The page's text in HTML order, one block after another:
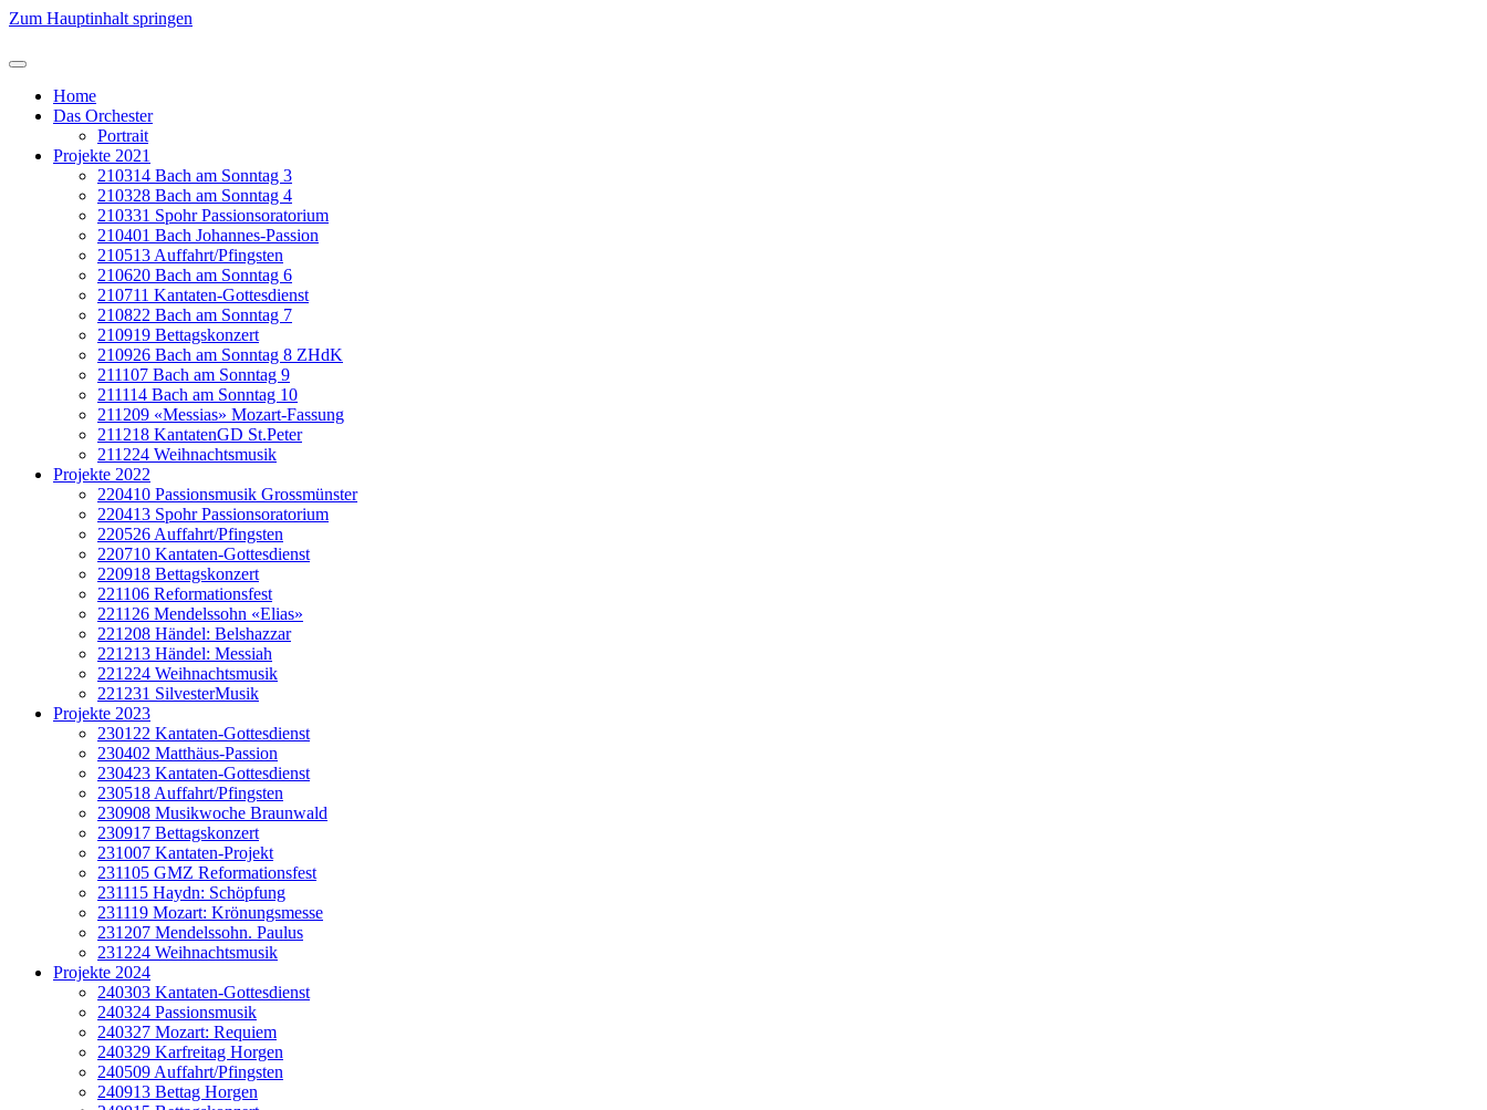
Zum Hauptinhalt springen
Home
Das Orchester
Portrait
Projekte 2021
210314 Bach am Sonntag 3
210328 Bach am Sonntag 4
210331 Spohr Passionsoratorium
210401 Bach Johannes-Passion
210513 Auffahrt/Pfingsten
210620 Bach am Sonntag 6
210711 Kantaten-Gottesdienst
210822 Bach am Sonntag 7
210919 Bettagskonzert
210926 Bach am Sonntag 8 ZHdK
211107 Bach am Sonntag 9
211114 Bach am Sonntag 10
211209 «Messias» Mozart-Fassung
211218 KantatenGD St.Peter
211224 Weihnachtsmusik
Projekte 2022
220410 Passionsmusik Grossmünster
220413 Spohr Passionsoratorium
220526 Auffahrt/Pfingsten
220710 Kantaten-Gottesdienst
220918 Bettagskonzert
221106 Reformationsfest
221126 Mendelssohn «Elias»
221208 Händel: Belshazzar
221213 Händel: Messiah
221224 Weihnachtsmusik
221231 SilvesterMusik
Projekte 2023
230122 Kantaten-Gottesdienst
230402 Matthäus-Passion
230423 Kantaten-Gottesdienst
230518 Auffahrt/Pfingsten
230908 Musikwoche Braunwald
230917 Bettagskonzert
231007 Kantaten-Projekt
231105 GMZ Reformationsfest
231115 Haydn: Schöpfung
231119 Mozart: Krönungsmesse
231207 Mendelssohn. Paulus
231224 Weihnachtsmusik
Projekte 2024
240303 Kantaten-Gottesdienst
240324 Passionsmusik
240327 Mozart: Requiem
240329 Karfreitag Horgen
240509 Auffahrt/Pfingsten
240913 Bettag Horgen